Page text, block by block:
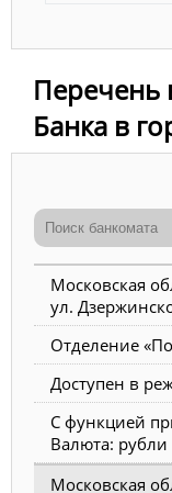
Перечень
Банка в
Московская
ул.
Отделение
Доступен в
С функцией
Валюта: рубли
Московская